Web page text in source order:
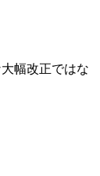
幅改正ではな